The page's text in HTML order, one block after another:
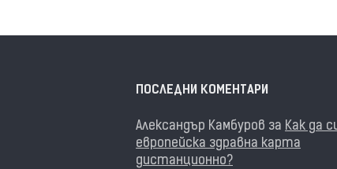
ПОСЛЕДНИ КОМЕНТАРИ
Александър Камбуров за Как да
европейска здравна карта
дистанционно?